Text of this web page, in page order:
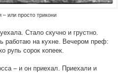
– или просто трикони
Стало скучно и грустно.
работаю на кухне. Вечером преф:
рупь сорок копеек.
– и он приехал. Приехали и